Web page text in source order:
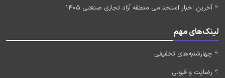
آخرین اخبار استخدامی منطقه آزاد تجاری صنعتی 1405
لینک‌های مهم
چهارشنبه‌های تخفیفی
رضایت و قبولی